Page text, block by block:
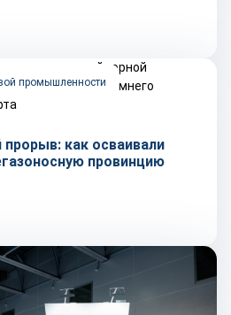
промышленности
прорыв: как осваивали
провинцию